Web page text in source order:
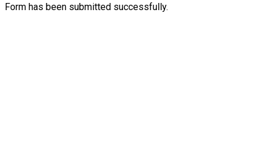
Form has been submitted successfully.